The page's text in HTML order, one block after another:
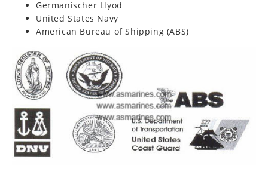
Germanischer Llyod
United States Navy
American Bureau of Shipping (ABS)